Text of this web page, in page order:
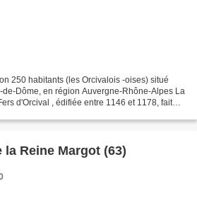
250 habitants (les Orcivalois -oises) situé
Dôme, en région Auvergne-Rhône-Alpes La
d'Orcival , édifiée entre 1146 et 1178, fait
la Reine Margot (63)